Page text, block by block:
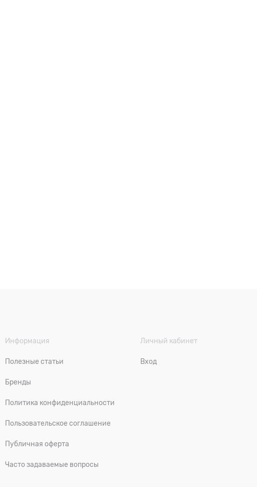
Информация
Полезные статьи
Бренды
Политика конфиденциальности
Пользовательское соглашение
Публичная оферта
Часто задаваемые вопросы
Личный кабинет
Вход